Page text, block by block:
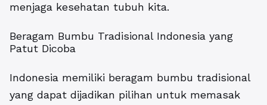
menjaga kesehatan tubuh kita.
Beragam Bumbu Tradisional Indonesia yang
Patut Dicoba
Indonesia memiliki beragam bumbu tradisional
yang dapat dijadikan pilihan untuk memasak